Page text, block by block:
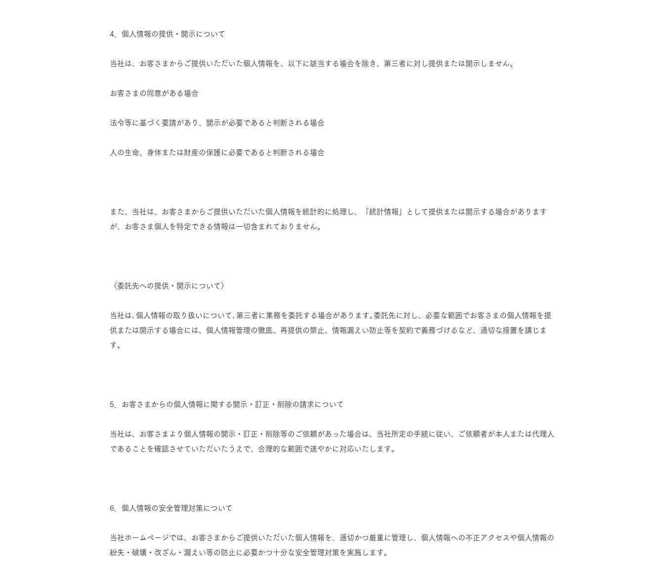
4．個人情報の提供・開示について
当社は、お客さまからご提供いただいた個人情報を、以下に該当する場合を除き、第三者に対し提供または開示しません。
お客さまの同意がある場合
法令等に基づく要請があり、開示が必要であると判断される場合
人の生命、身体または財産の保護に必要であると判断される場合
また、当社は、お客さまからご提供いただいた個人情報を統計的に処理し、「統計情報」として提供または開示する場合があります
が、お客さま個人を特定できる情報は一切含まれておりません。
〈委託先への提供・開示について〉
当社は､個人情報の取り扱いについて､第三者に業務を委託する場合があります｡委託先に対し、必要な範囲でお客さまの個人情報を提
供または開示する場合には、個人情報管理の徹底、再提供の禁止、情報漏えい防止等を契約で義務づけるなど、適切な措置を講じま
す。
5．お客さまからの個人情報に関する開示・訂正・削除の請求について
当社は、お客さまより個人情報の開示・訂正・削除等のご依頼があった場合は、当社所定の手続に従い、ご依頼者が本人または代理人
であることを確認させていただいたうえで、合理的な範囲で速やかに対応いたします。
6．個人情報の安全管理対策について
当社ホームページでは、お客さまからご提供いただいた個人情報を、適切かつ厳重に管理し、個人情報への不正アクセスや個人情報の
紛失・破壊・改ざん・漏えい等の防止に必要かつ十分な安全管理対策を実施します。